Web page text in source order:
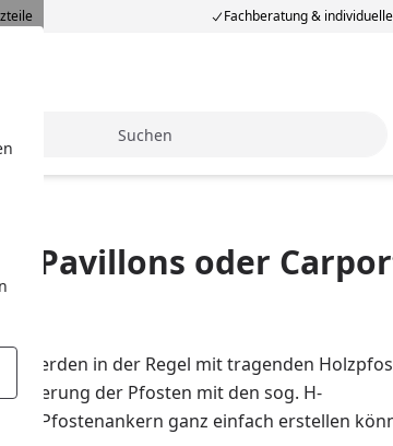
Fachberatung &
Pavillons oder
alle werden in der Regel mit tragenden
Fixierung der Pfosten mit den sog. H-
H-Pfostenankern ganz einfach erstellen